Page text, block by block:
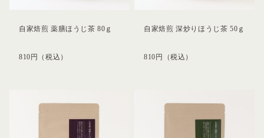
自家焙煎 薬膳ほうじ茶 80ｇ
810 円 （税込）
自家焙煎 深炒りほうじ茶 50ｇ
810 円 （税込）